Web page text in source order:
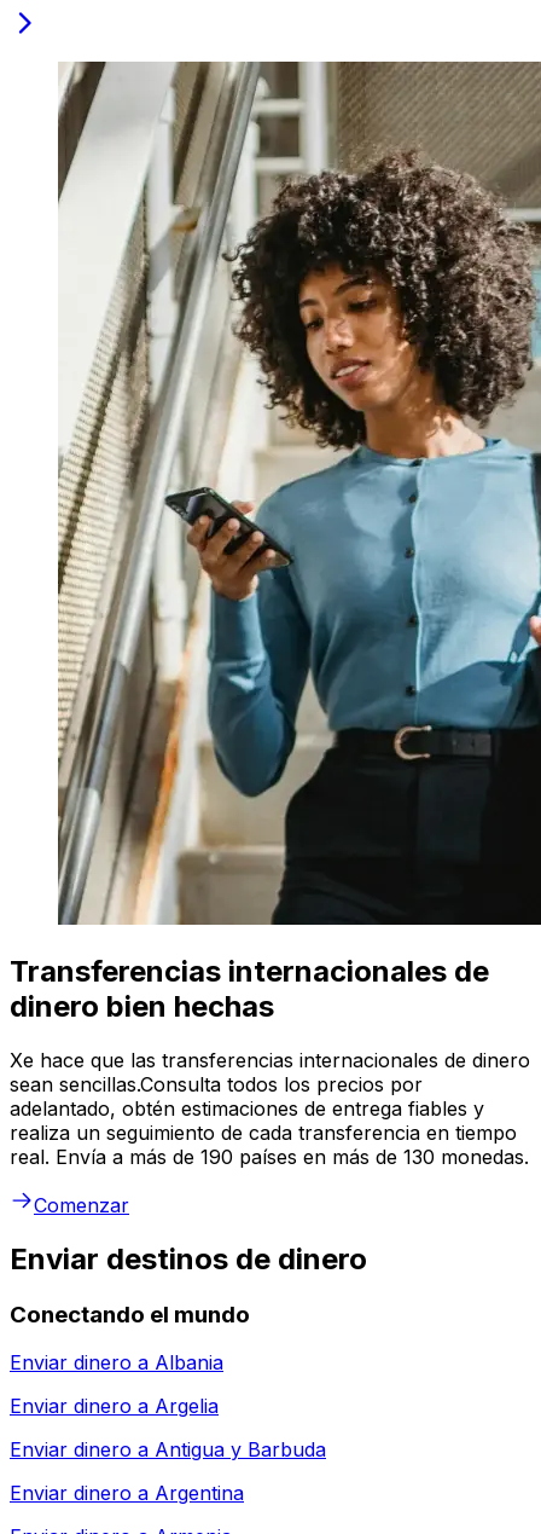
Transferencias internacionales de
dinero bien hechas
Xe hace que las transferencias internacionales de dinero
sean sencillas.Consulta todos los precios por
adelantado, obtén estimaciones de entrega fiables y
realiza un seguimiento de cada transferencia en tiempo
real. Envía a más de 190 países en más de 130 monedas.
Comenzar
Enviar destinos de dinero
Conectando el mundo
Enviar dinero a Albania
Enviar dinero a Argelia
Enviar dinero a Antigua y Barbuda
Enviar dinero a Argentina